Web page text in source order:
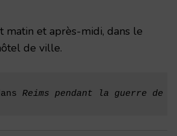
matin et après-midi, dans le
de ville.
Reims pendant la guerre de